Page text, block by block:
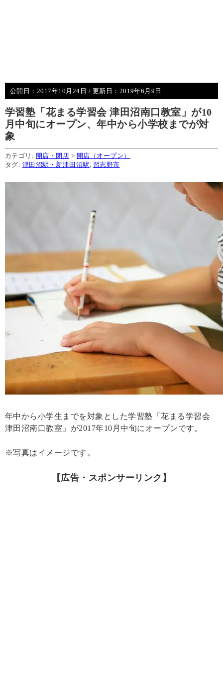
公開日： 2017年10月24日 / 更新日： 2019年6月9日
学習塾「花まる学習会 津田沼南口教室」が10
月中旬にオープン、年中から小学校までが対
象
カテゴリ: 開店・閉店 > 開店（オープン）
タグ: 津田沼駅・新津田沼駅 習志野市
年中から小学生までを対象とした学習塾「花まる学習会
津田沼南口教室」が2017年10月中旬にオープンです。
※写真はイメージです。
【広告・スポンサーリンク】